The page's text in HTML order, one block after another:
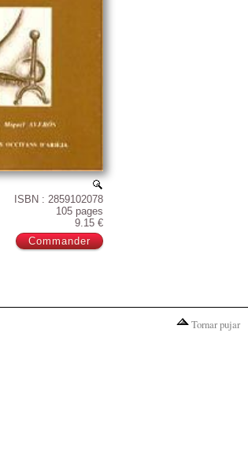
ISBN : 2859102078
105 pages
9.15 €
Tornar pujar